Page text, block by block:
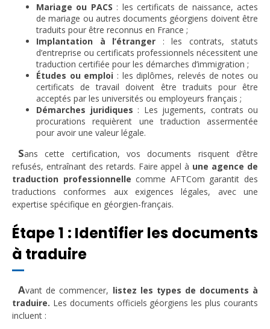
Mariage ou PACS : les certificats de naissance, actes
de mariage ou autres documents géorgiens doivent être
traduits pour être reconnus en France ;
Implantation à l’étranger : les contrats, statuts
d’entreprise ou certificats professionnels nécessitent une
traduction certifiée pour les démarches d’immigration ;
Études ou emploi : les diplômes, relevés de notes ou
certificats de travail doivent être traduits pour être
acceptés par les universités ou employeurs français ;
Démarches juridiques : Les jugements, contrats ou
procurations requièrent une traduction assermentée
pour avoir une valeur légale.
Sans cette certification, vos documents risquent d’être
refusés, entraînant des retards. Faire appel à une agence de
traduction professionnelle comme AFTCom garantit des
traductions conformes aux exigences légales, avec une
expertise spécifique en géorgien-français.
Étape 1 : Identifier les documents
à traduire
Avant de commencer, listez les types de documents à
traduire. Les documents officiels géorgiens les plus courants
incluent :